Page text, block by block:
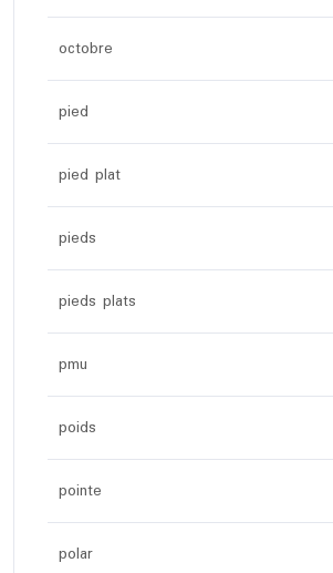
octobre
pied
pied plat
pieds
pieds plats
pmu
poids
pointe
polar